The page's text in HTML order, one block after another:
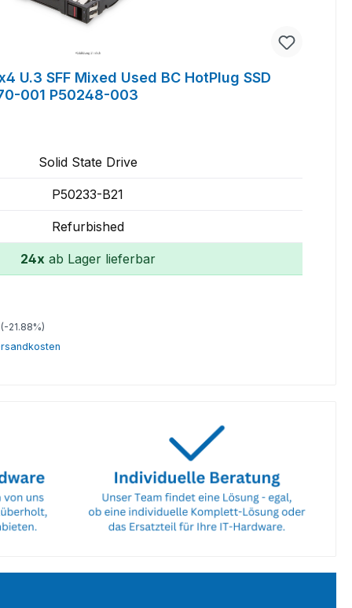
U.3 SFF Mixed Used BC HotPlug SSD
001 P50248-003
Solid State Drive
P50233-B21
Refurbished
24x ab Lager lieferbar
(-21.88%)